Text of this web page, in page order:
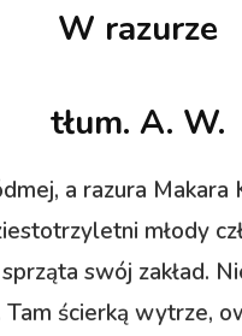
W razurze
tłum. A. W.
a razura
młody
swój zakład.
Tam ścierką wytrze,